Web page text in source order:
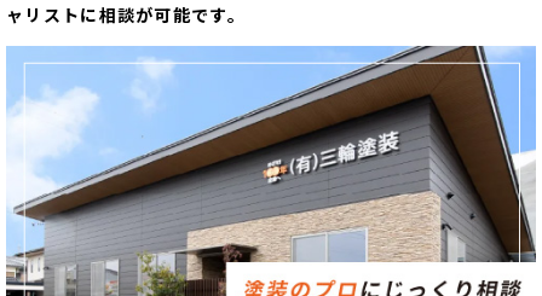
ャリストに相談が可能です。